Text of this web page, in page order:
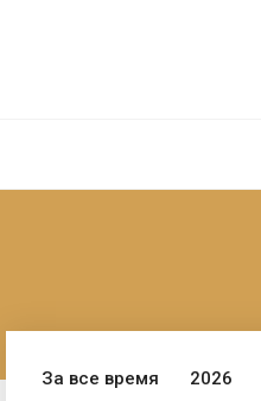
За все время 2026